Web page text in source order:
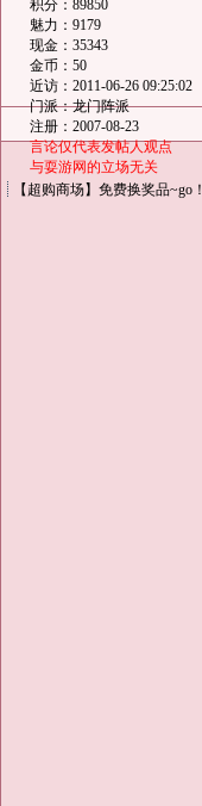
积分：89850
魅力：9179
现金：35343
金币：50
近访：2011-06-26 09:25:02
门派：龙门阵派
注册：2007-08-23
言论仅代表发帖人观点
与耍游网的立场无关
【超购商场】免费换奖品~go！